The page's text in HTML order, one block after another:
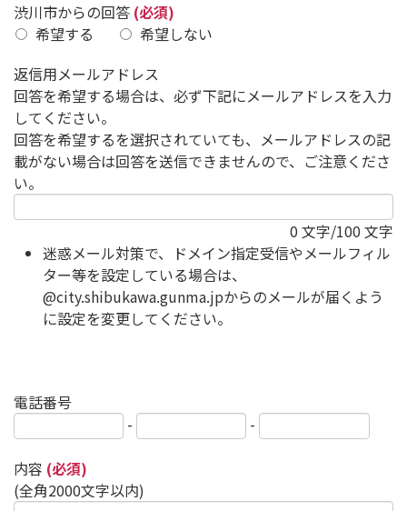
渋川市からの回答 (必須)
希望する
希望しない
返信用メールアドレス
回答を希望する場合は、必ず下記にメールアドレスを入力
してください。
回答を希望するを選択されていても、メールアドレスの記
載がない場合は回答を送信できませんので、ご注意くださ
い。
0 文字/100 文字
迷惑メール対策で、ドメイン指定受信やメールフィル
ター等を設定している場合は、
@city.shibukawa.gunma.jpからのメールが届くよう
に設定を変更してください。
電話番号
-
-
内容 (必須)
(全角2000文字以内)